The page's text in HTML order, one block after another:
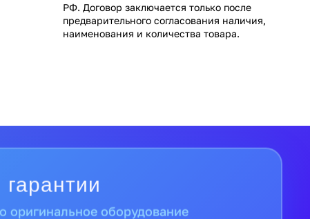
РФ. Договор заключается только после
предварительного согласования наличия,
наименования и количества товара.
оригинальное оборудование